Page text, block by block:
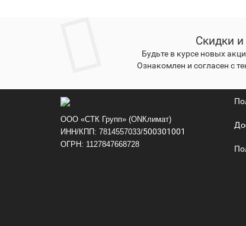
Скидки
Будьте в курсе новых
Ознакомлен и согласен с
ООО «СТК Групп» (ONКлимат)
ИНН/КПП: 7814557033/500301001
ОГРН: 1127847668728